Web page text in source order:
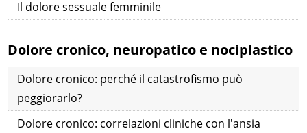
Il dolore sessuale femminile
Dolore cronico, neuropatico e nociplastico
Dolore cronico: perché il catastrofismo può
peggiorarlo?
Dolore cronico: correlazioni cliniche con l'ansia